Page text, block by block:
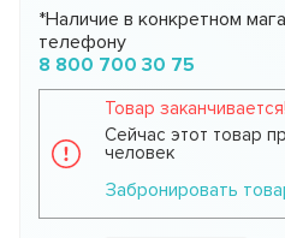
*Наличие в конкретном
телефону
8 800 700 30 75
Товар заканчивается!
Сейчас этот товар
человек
Забронировать